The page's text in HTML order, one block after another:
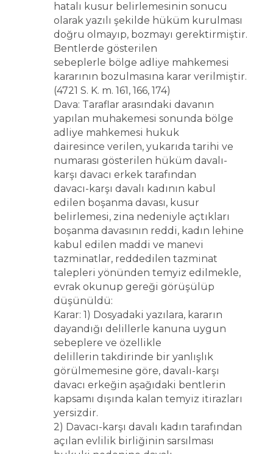
hatalı kusur belirlemesinin sonucu
olarak yazılı şekilde hüküm kurulması
doğru olmayıp, bozmayı gerektirmiştir.
Bentlerde gösterilen
sebeplerle bölge adliye mahkemesi
kararının bozulmasına karar verilmiştir.
(4721 S. K. m. 161, 166, 174)
Dava: Taraflar arasındaki davanın
yapılan muhakemesi sonunda bölge
adliye mahkemesi hukuk
dairesince verilen, yukarıda tarihi ve
numarası gösterilen hüküm davalı-
karşı davacı erkek tarafından
davacı-karşı davalı kadının kabul
edilen boşanma davası, kusur
belirlemesi, zina nedeniyle açtıkları
boşanma davasının reddi, kadın lehine
kabul edilen maddi ve manevi
tazminatlar, reddedilen tazminat
talepleri yönünden temyiz edilmekle,
evrak okunup gereği görüşülüp
düşünüldü:
Karar: 1) Dosyadaki yazılara, kararın
dayandığı delillerle kanuna uygun
sebeplere ve özellikle
delillerin takdirinde bir yanlışlık
görülmemesine göre, davalı-karşı
davacı erkeğin aşağıdaki bentlerin
kapsamı dışında kalan temyiz itirazları
yersizdir.
2) Davacı-karşı davalı kadın tarafından
açılan evlilik birliğinin sarsılması